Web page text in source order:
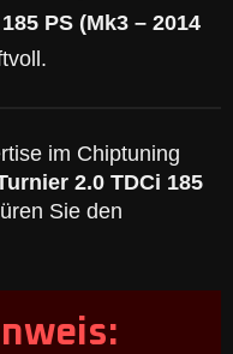
PS (Mk3 – 2014
im Chiptuning
2.0 TDCi 185
Sie den